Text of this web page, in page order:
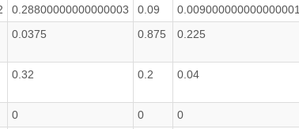
0.28800000000000003 0.09 0.009000000000000001
0.0375 0.875 0.225
0.32 0.2 0.04
0 0 0